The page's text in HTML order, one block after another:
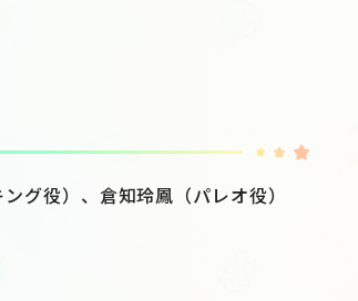
グ役）、倉知玲鳳（パレオ役）